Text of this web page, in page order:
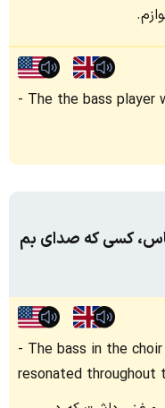
The the bass player
کسی که صدای بم
The bass in the
resonated throughout